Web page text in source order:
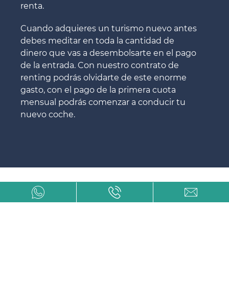
renta.
Cuando adquieres un turismo nuevo antes
debes meditar en toda la cantidad de
dinero que vas a desembolsarte en el pago
de la entrada. Con nuestro contrato de
renting podrás olvidarte de este enorme
gasto, con el pago de la primera cuota
mensual podrás comenzar a conducir tu
nuevo coche.